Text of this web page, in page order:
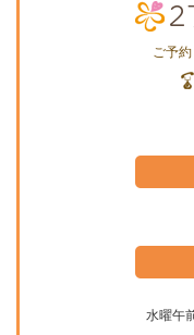
ご予
水曜午